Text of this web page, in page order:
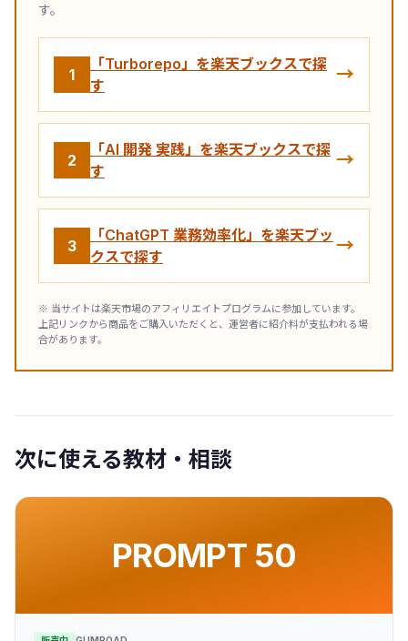
す。
1
「Turborepo」を楽天ブックスで探
す
→
2
「AI 開発 実践」を楽天ブックスで探
す
→
3
「ChatGPT 業務効率化」を楽天ブッ
クスで探す
→
※ 当サイトは楽天市場のアフィリエイトプログラムに参加しています。
上記リンクから商品をご購入いただくと、運営者に紹介料が支払われる場
合があります。
次に使える教材・相談
PROMPT 50